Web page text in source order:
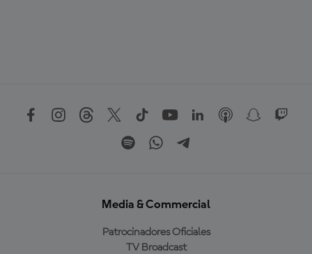
Media & Commercial
Patrocinadores Oficiales
TV Broadcast